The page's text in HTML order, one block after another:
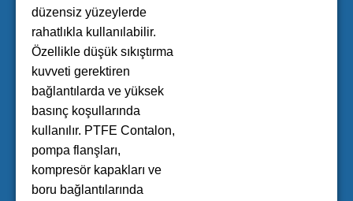
düzensiz yüzeylerde
rahatlıkla kullanılabilir.
Özellikle düşük sıkıştırma
kuvveti gerektiren
bağlantılarda ve yüksek
basınç koşullarında
kullanılır. PTFE Contalon,
pompa flanşları,
kompresör kapakları ve
boru bağlantılarında